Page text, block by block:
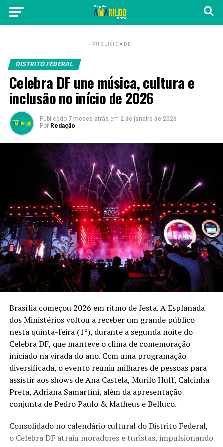
PUBLICIDADE
DISTRITO FEDERAL
Celebra DF une música, cultura e
inclusão no início de 2026
Públicado 7 meses atrás em 2 de janeiro de 2026
Por Redação
Brasília começou 2026 em ritmo de festa. A Esplanada
dos Ministérios voltou a receber um grande público
nesta quinta-feira (1º), durante a segunda noite do
Celebra DF, que manteve o clima de comemoração
iniciado na virada do ano. Com uma programação
diversificada, o evento reuniu milhares de pessoas para
assistir aos shows de Ana Castela, Murilo Huff, Calcinha
Preta, Adriana Samartini, além da apresentação
conjunta de Pedro Paulo & Matheus e Belluco.
Consolidado no calendário cultural do Distrito Federal,
o Celebra DF atraiu moradores e turistas, impulsionando